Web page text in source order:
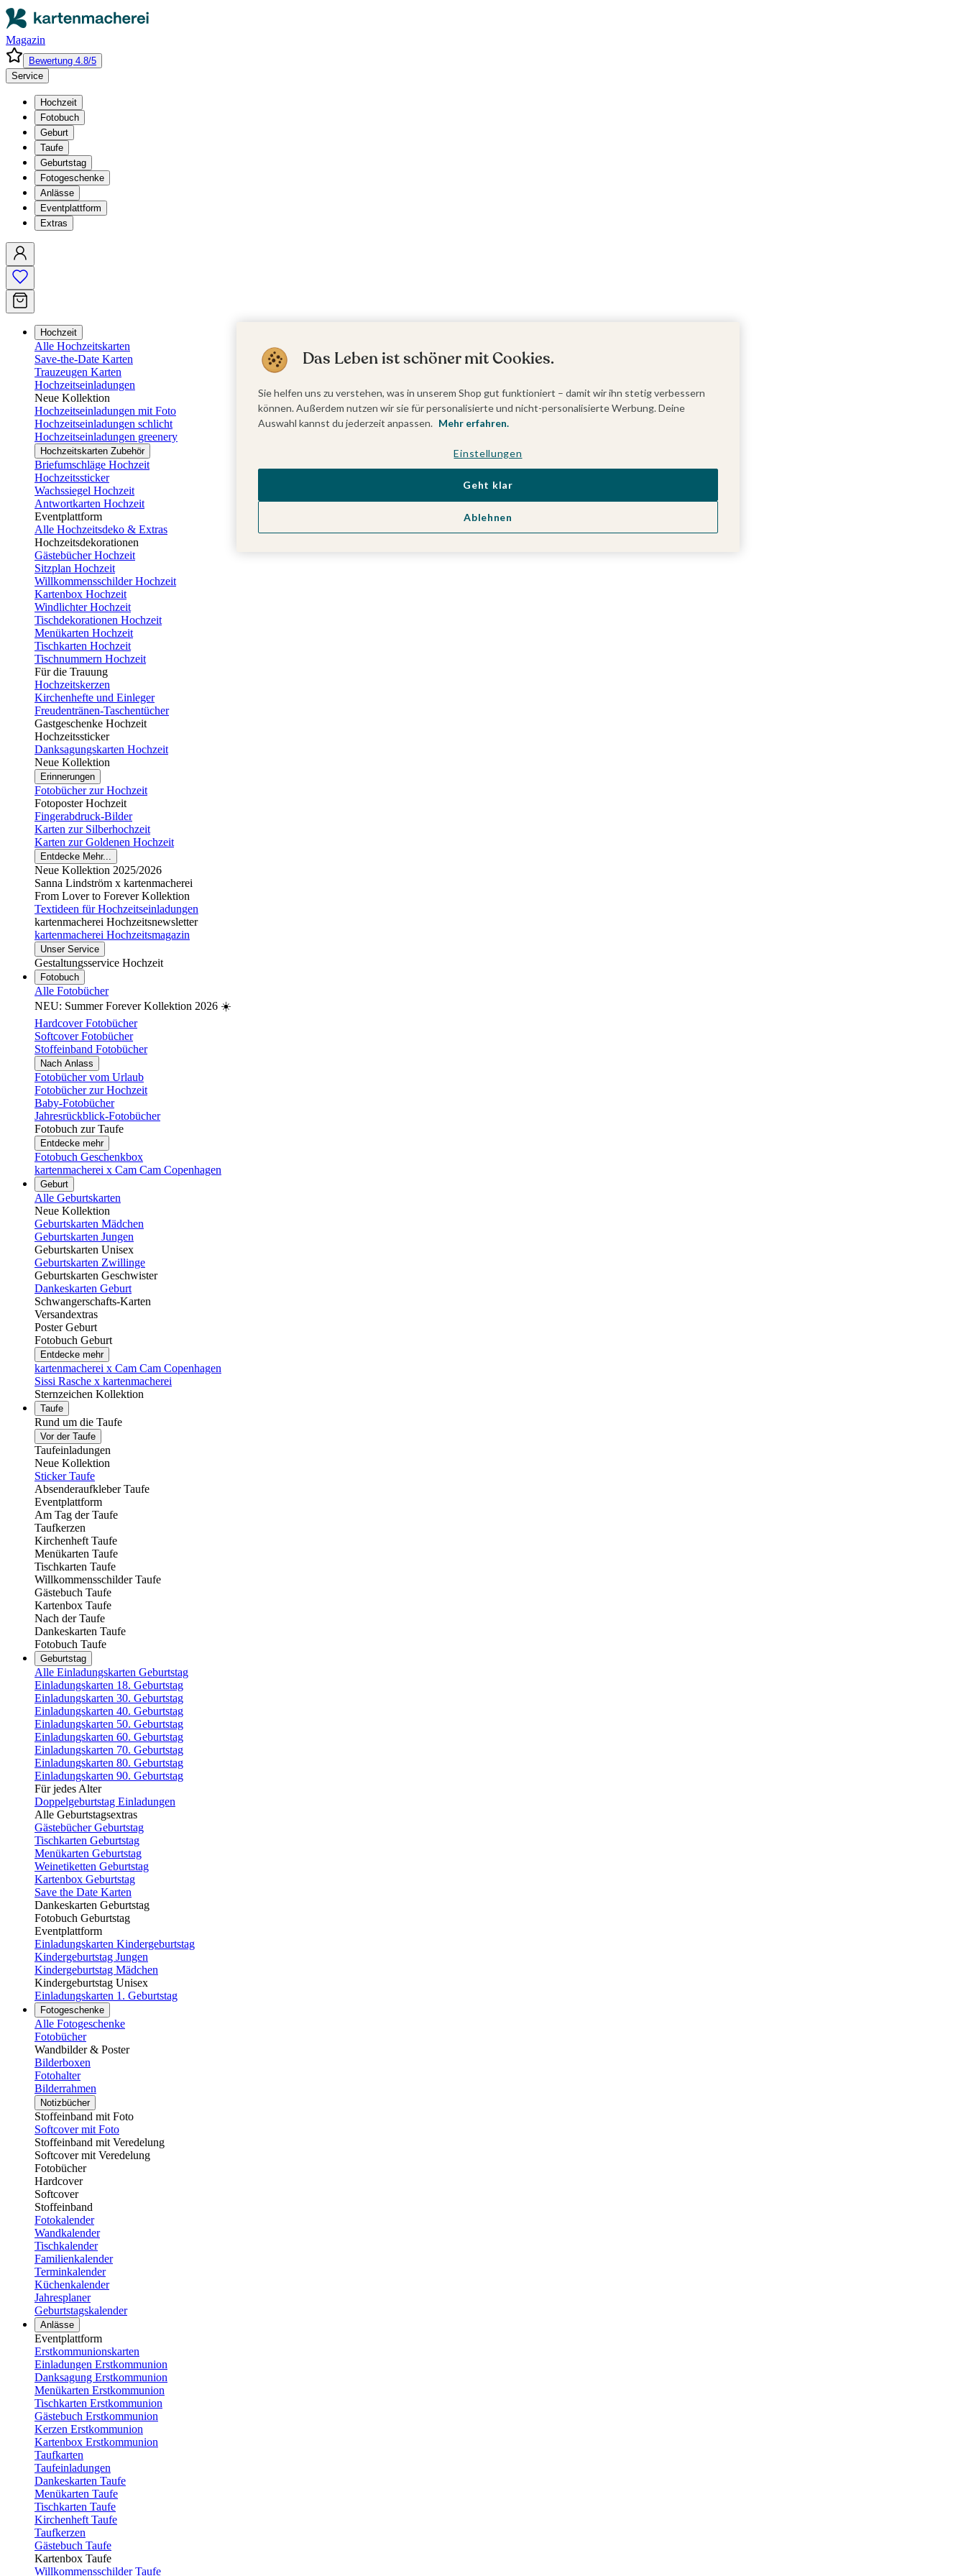
Magazin
Bewertung 4.8/5
Service
Hochzeit
Fotobuch
Geburt
Taufe
Geburtstag
Fotogeschenke
Anlässe
Eventplattform
Extras
Hochzeit
Alle Hochzeitskarten
Save-the-Date Karten
Trauzeugen Karten
Hochzeitseinladungen
Neue Kollektion
Hochzeitseinladungen mit Foto
Hochzeitseinladungen schlicht
Hochzeitseinladungen greenery
Hochzeitskarten Zubehör
Briefumschläge Hochzeit
Hochzeitssticker
Wachssiegel Hochzeit
Antwortkarten Hochzeit
Eventplattform
Alle Hochzeitsdeko & Extras
Hochzeitsdekorationen
Gästebücher Hochzeit
Sitzplan Hochzeit
Willkommensschilder Hochzeit
Kartenbox Hochzeit
Windlichter Hochzeit
Tischdekorationen Hochzeit
Menükarten Hochzeit
Tischkarten Hochzeit
Tischnummern Hochzeit
Für die Trauung
Hochzeitskerzen
Kirchenhefte und Einleger
Freudentränen-Taschentücher
Gastgeschenke Hochzeit
Hochzeitssticker
Danksagungskarten Hochzeit
Neue Kollektion
Erinnerungen
Fotobücher zur Hochzeit
Fotoposter Hochzeit
Fingerabdruck-Bilder
Karten zur Silberhochzeit
Karten zur Goldenen Hochzeit
Entdecke Mehr...
Neue Kollektion 2025/2026
Sanna Lindström x kartenmacherei
From Lover to Forever Kollektion
Textideen für Hochzeitseinladungen
kartenmacherei Hochzeitsnewsletter
kartenmacherei Hochzeitsmagazin
Unser Service
Gestaltungsservice Hochzeit
Fotobuch
Alle Fotobücher
NEU: Summer Forever Kollektion 2026 ☀️
Hardcover Fotobücher
Softcover Fotobücher
Stoffeinband Fotobücher
Nach Anlass
Fotobücher vom Urlaub
Fotobücher zur Hochzeit
Baby-Fotobücher
Jahresrückblick-Fotobücher
Fotobuch zur Taufe
Entdecke mehr
Fotobuch Geschenkbox
kartenmacherei x Cam Cam Copenhagen
Geburt
Alle Geburtskarten
Neue Kollektion
Geburtskarten Mädchen
Geburtskarten Jungen
Geburtskarten Unisex
Geburtskarten Zwillinge
Geburtskarten Geschwister
Dankeskarten Geburt
Schwangerschafts-Karten
Versandextras
Poster Geburt
Fotobuch Geburt
Entdecke mehr
kartenmacherei x Cam Cam Copenhagen
Sissi Rasche x kartenmacherei
Sternzeichen Kollektion
Taufe
Rund um die Taufe
Vor der Taufe
Taufeinladungen
Neue Kollektion
Sticker Taufe
Absenderaufkleber Taufe
Eventplattform
Am Tag der Taufe
Taufkerzen
Kirchenheft Taufe
Menükarten Taufe
Tischkarten Taufe
Willkommensschilder Taufe
Gästebuch Taufe
Kartenbox Taufe
Nach der Taufe
Dankeskarten Taufe
Fotobuch Taufe
Geburtstag
Alle Einladungskarten Geburtstag
Einladungskarten 18. Geburtstag
Einladungskarten 30. Geburtstag
Einladungskarten 40. Geburtstag
Einladungskarten 50. Geburtstag
Einladungskarten 60. Geburtstag
Einladungskarten 70. Geburtstag
Einladungskarten 80. Geburtstag
Einladungskarten 90. Geburtstag
Für jedes Alter
Doppelgeburtstag Einladungen
Alle Geburtstagsextras
Gästebücher Geburtstag
Tischkarten Geburtstag
Menükarten Geburtstag
Weinetiketten Geburtstag
Kartenbox Geburtstag
Save the Date Karten
Dankeskarten Geburtstag
Fotobuch Geburtstag
Eventplattform
Einladungskarten Kindergeburtstag
Kindergeburtstag Jungen
Kindergeburtstag Mädchen
Kindergeburtstag Unisex
Einladungskarten 1. Geburtstag
Fotogeschenke
Alle Fotogeschenke
Fotobücher
Wandbilder & Poster
Bilderboxen
Fotohalter
Bilderrahmen
Notizbücher
Stoffeinband mit Foto
Softcover mit Foto
Stoffeinband mit Veredelung
Softcover mit Veredelung
Fotobücher
Hardcover
Softcover
Stoffeinband
Fotokalender
Wandkalender
Tischkalender
Familienkalender
Terminkalender
Küchenkalender
Jahresplaner
Geburtstagskalender
Anlässe
Eventplattform
Erstkommunionskarten
Einladungen Erstkommunion
Danksagung Erstkommunion
Menükarten Erstkommunion
Tischkarten Erstkommunion
Gästebuch Erstkommunion
Kerzen Erstkommunion
Kartenbox Erstkommunion
Taufkarten
Taufeinladungen
Dankeskarten Taufe
Menükarten Taufe
Tischkarten Taufe
Kirchenheft Taufe
Taufkerzen
Gästebuch Taufe
Kartenbox Taufe
Willkommensschilder Taufe
Das Leben ist schöner mit Cookies.
Sie helfen uns zu verstehen, was in unserem Shop gut funktioniert – damit wir ihn stetig verbessern
können. Außerdem nutzen wir sie für personalisierte und nicht-personalisierte Werbung. Deine
Auswahl kannst du jederzeit anpassen. Mehr erfahren.
Einstellungen
Ablehnen
Geht klar